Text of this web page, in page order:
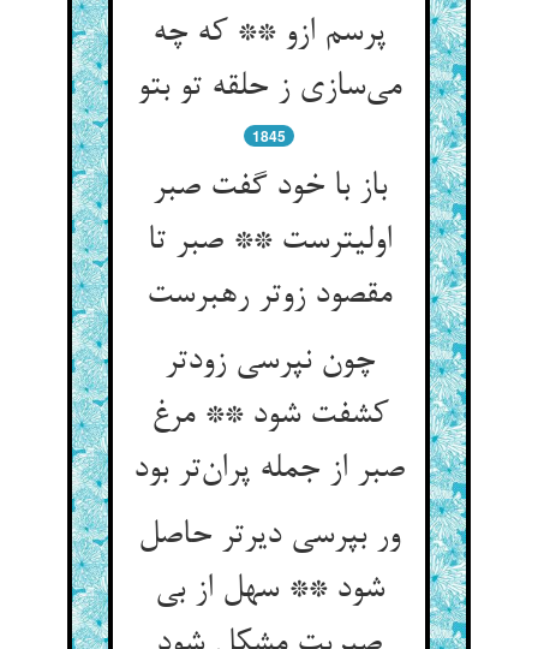
پرسم ازو ** که چه
می‌سازی ز حلقه تو بتو
1845
باز با خود گفت صبر
اولیترست ** صبر تا
مقصود زوتر رهبرست
چون نپرسی زودتر
کشفت شود ** مرغ
صبر از جمله پران‌تر بود
ور بپرسی دیرتر حاصل
شود ** سهل از بی